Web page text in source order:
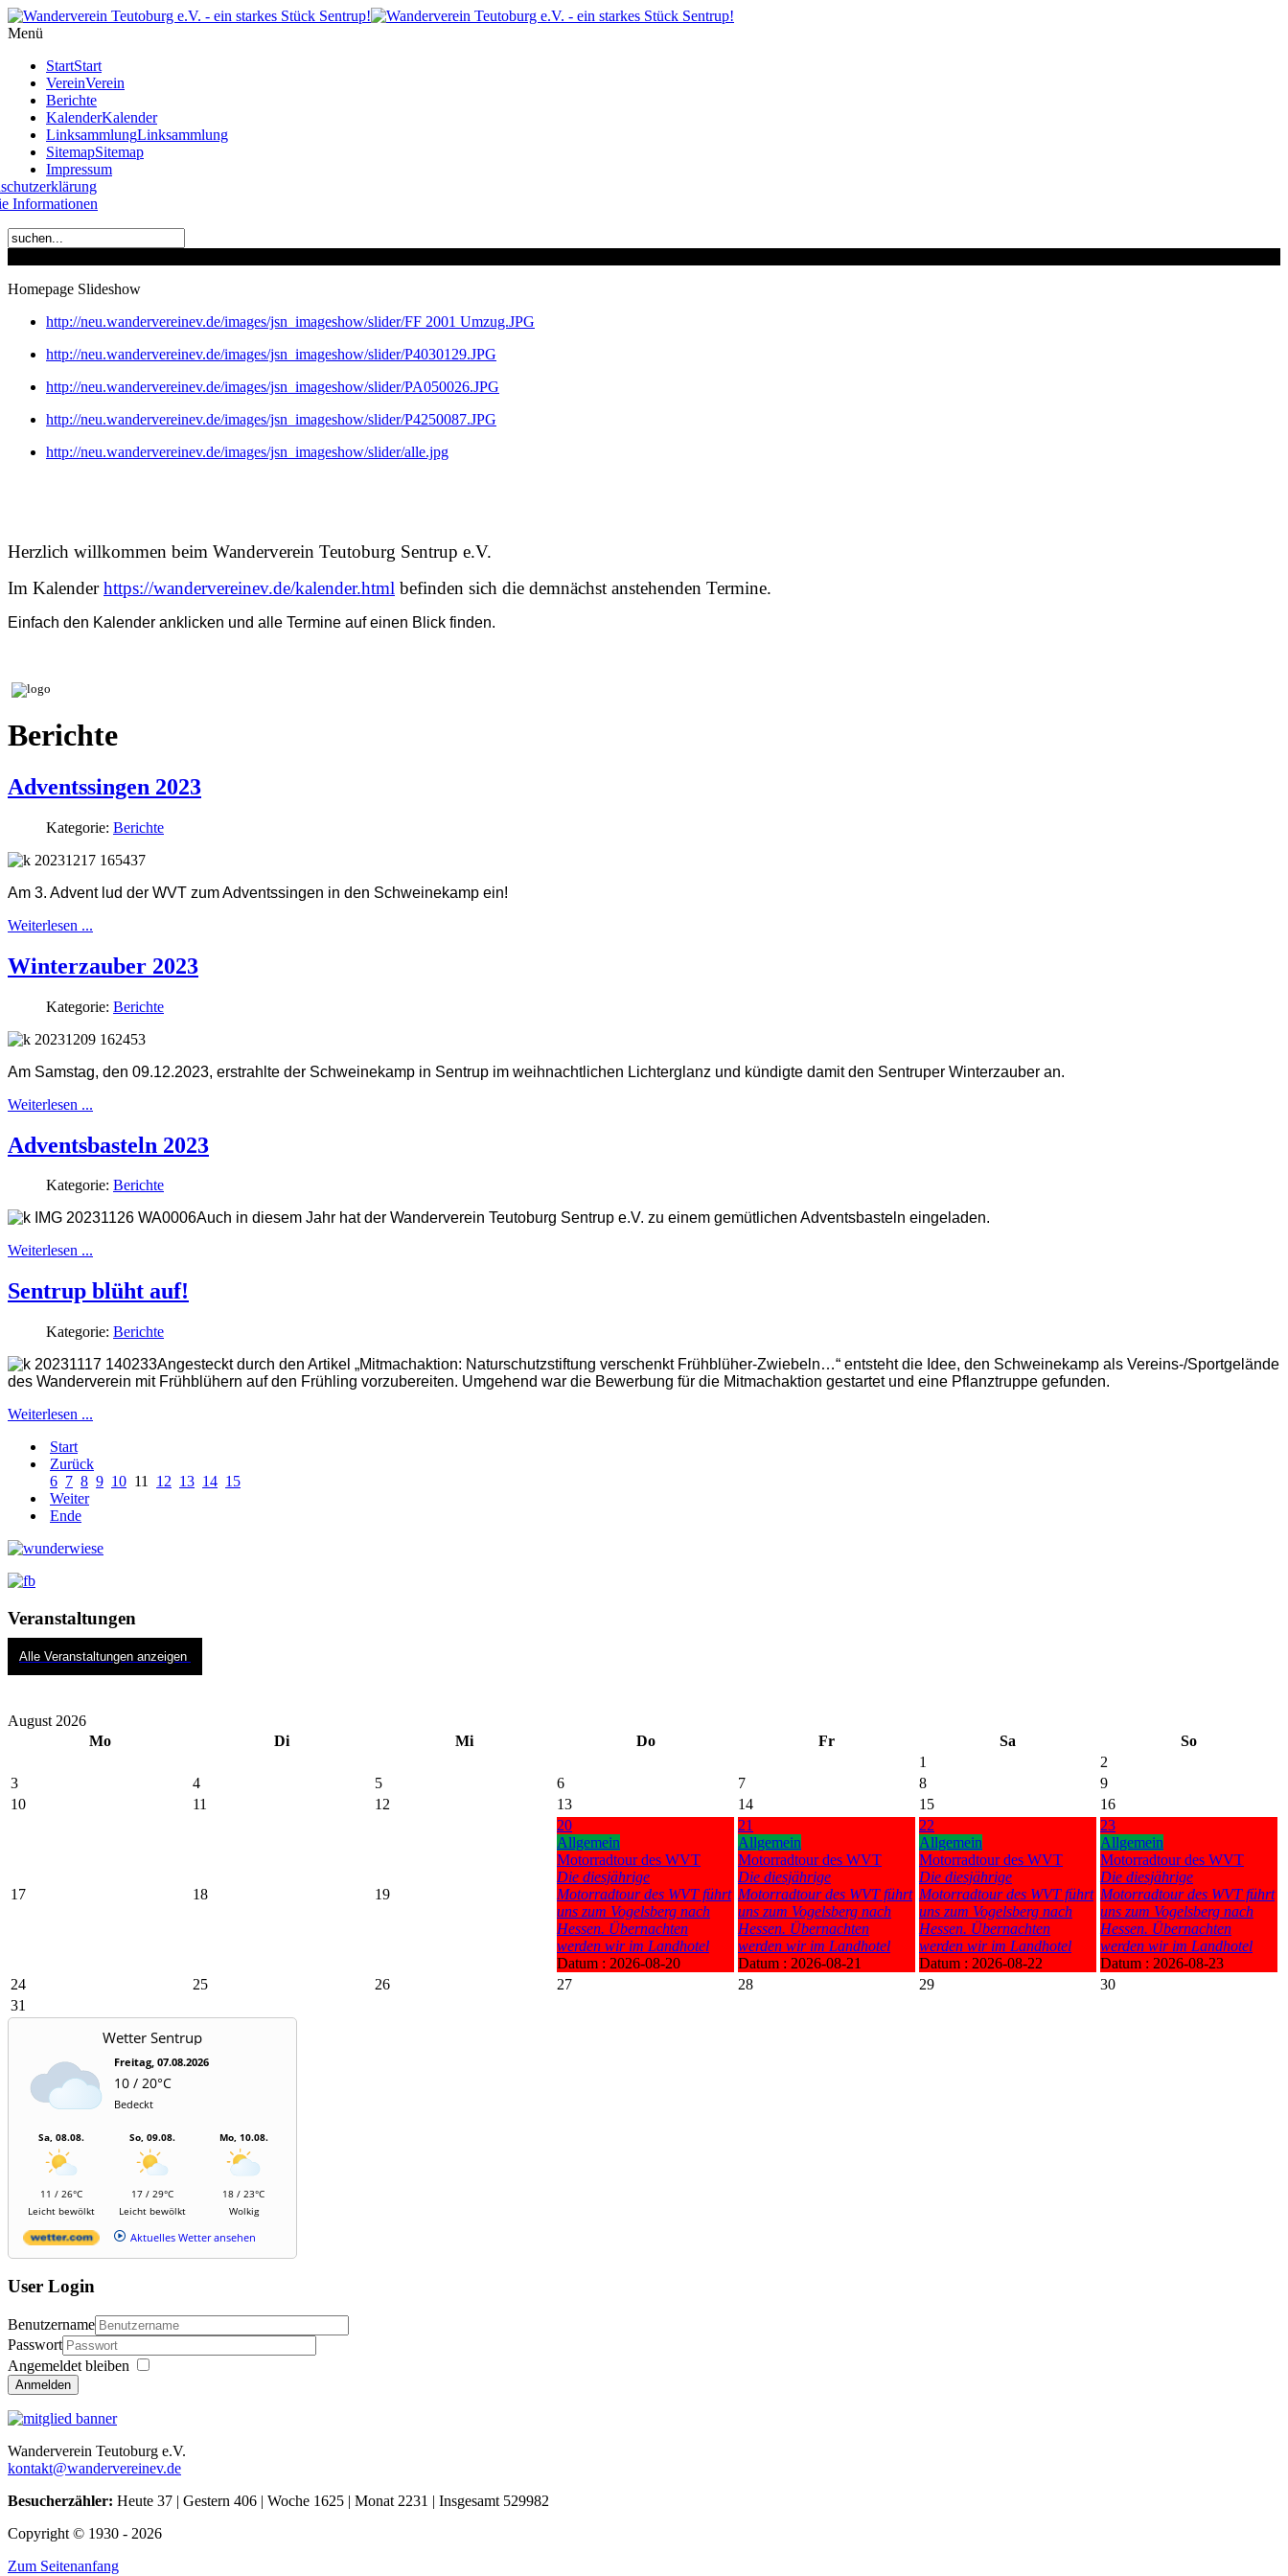
Menü
StartStart
VereinVerein
Berichte
KalenderKalender
LinksammlungLinksammlung
SitemapSitemap
Impressum
Informationen
Homepage Slideshow
http://neu.wandervereinev.de/images/jsn_imageshow/slider/FF 2001 Umzug.JPG
http://neu.wandervereinev.de/images/jsn_imageshow/slider/P4030129.JPG
http://neu.wandervereinev.de/images/jsn_imageshow/slider/PA050026.JPG
http://neu.wandervereinev.de/images/jsn_imageshow/slider/P4250087.JPG
http://neu.wandervereinev.de/images/jsn_imageshow/slider/alle.jpg
Herzlich willkommen beim Wanderverein Teutoburg Sentrup e.V.
Im Kalenderhttps://wandervereinev.de/kalender.html befinden sich die demnächst anstehenden Termine.
Einfach den Kalender anklicken und alle Termine auf einen Blick finden.
Berichte
Adventssingen 2023
Kategorie: Berichte
Am 3. Advent lud der WVT zum Adventssingen in den Schweinekamp ein!
Weiterlesen ...
Winterzauber 2023
Kategorie: Berichte
Am Samstag, den 09.12.2023, erstrahlte der Schweinekamp in Sentrup im weihnachtlichen Lichterglanz und kündigte damit den Sentruper Winterzauber an.
Weiterlesen ...
Adventsbasteln 2023
Kategorie: Berichte
Auch in diesem Jahr hat der Wanderverein Teutoburg Sentrup e.V. zu einem gemütlichen Adventsbasteln eingeladen.
Weiterlesen ...
Sentrup blüht auf!
Kategorie: Berichte
Angesteckt durch den Artikel „Mitmachaktion: Naturschutzstiftung verschenkt Frühblüher-Zwiebeln…“ entsteht die Idee, den Schweinekamp als Vereins-/Sportgelände
des Wanderverein mit Frühblühern auf den Frühling vorzubereiten. Umgehend war die Bewerbung für die Mitmachaktion gestartet und eine Pflanztruppe gefunden.
Weiterlesen ...
Start
Zurück
6 7 8 9 10 11 12 13 14 15
Weiter
Ende
Veranstaltungen
Alle Veranstaltungen anzeigen
Year
Month
Year
Month
August 2026
Mo
Di Mi Do Fr Sa
So
1
2
3
4 5 6 7 8
9
10
11 12 13 14 15 16
17 18 19
20
Allgemein
Motorradtour des WVT
Die diesjährige
Motorradtour des WVT führt
uns zum Vogelsberg nach
Hessen. Übernachten
werden wir im Landhotel
Datum : 2026-08-20
21
Allgemein
Motorradtour des WVT
Die diesjährige
Motorradtour des WVT führt
uns zum Vogelsberg nach
Hessen. Übernachten
werden wir im Landhotel
Datum : 2026-08-21
22
Allgemein
Motorradtour des WVT
Die diesjährige
Motorradtour des WVT führt
uns zum Vogelsberg nach
Hessen. Übernachten
werden wir im Landhotel
Datum : 2026-08-22
23
Allgemein
Motorradtour des WVT
Die diesjährige
Motorradtour des WVT führt
uns zum Vogelsberg nach
Hessen. Übernachten
werden wir im Landhotel
Datum : 2026-08-23
24
25 26 27 28 29
30
31
Wetter Sentrup
Freitag, 07.08.2026
10 / 20°C
Bedeckt
Sa, 08.08.
11 / 26°C
Leicht bewölkt
So, 09.08.
17 / 29°C
Leicht bewölkt
Mo, 10.08.
18 / 23°C
Wolkig
Aktuelles Wetter ansehen
User Login
Benutzername
Passwort
Angemeldet bleiben
Anmelden
Wanderverein Teutoburg e.V.
kontakt@wandervereinev.de
Besucherzähler: Heute 37 | Gestern 406 | Woche 1625 | Monat 2231 | Insgesamt 529982
Copyright © 1930 - 2026
Zum Seitenanfang